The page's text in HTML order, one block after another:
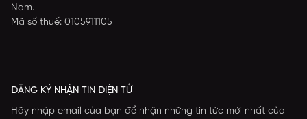
Nam.
Mã số thuế: 0105911105
ĐĂNG KÝ NHẬN TIN ĐIỆN TỬ
Hãy nhập email của bạn để nhận những tin tức mới nhất của